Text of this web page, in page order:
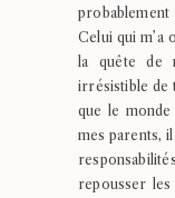
Celui qui m’a
la quête de
irrésistible de
que le
mes parents,
repousser